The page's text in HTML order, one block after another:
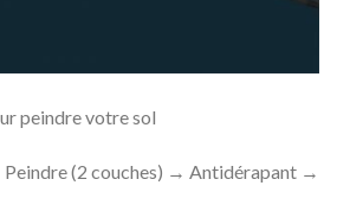
peindre votre sol
(2 couches) → Antidérapant →